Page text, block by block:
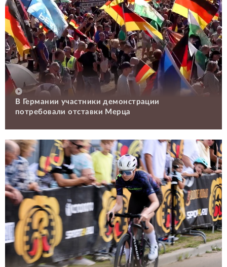
В Германии участники демонстрации
потребовали отставки Мерца